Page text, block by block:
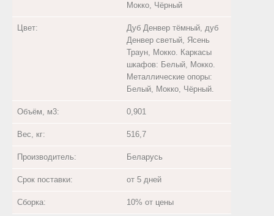
Мокко, Чёрный
Цвет:
Дуб Денвер тёмный, дуб
Денвер светый, Ясень
Траун, Мокко. Каркасы
шкафов: Белый, Мокко.
Металлические опоры:
Белый, Мокко, Чёрный.
Объём, м3: 0,901
Вес, кг: 516,7
Производитель: Беларусь
Срок поставки: от 5 дней
Сборка: 10% от цены